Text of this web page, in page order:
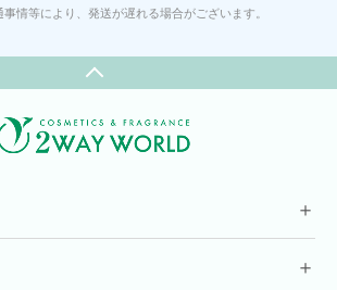
情等により、発送が遅れる場合がございます。
＋
＋